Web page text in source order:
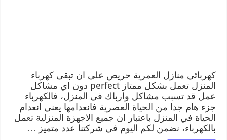
كهربائي منازل العمرية حريص على ان تبقى كهرباء
المنزل تعمل بشكل ممتاز perfect دون اي مشاكل
عمل قد تسبب مشاكل وارباك في المنزل، فالكهرباء
جزء هام جدا من الحياة العصرية فانعدامها يعني انعدام
الحياة في المنزل باعتبار ان جميع الاجهزة المنزلية تعمل
بالكهرباء، نضمن لكم اليوم في شركتنا عدد متميز …